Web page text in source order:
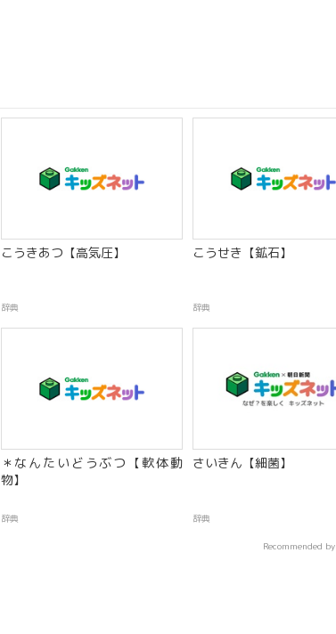
こうきあつ【高気圧】
辞典
こうせき【鉱石】
辞典
＊なんたいどうぶつ【軟体動
物】
辞典
さいきん【細菌】
辞典
Recommended by